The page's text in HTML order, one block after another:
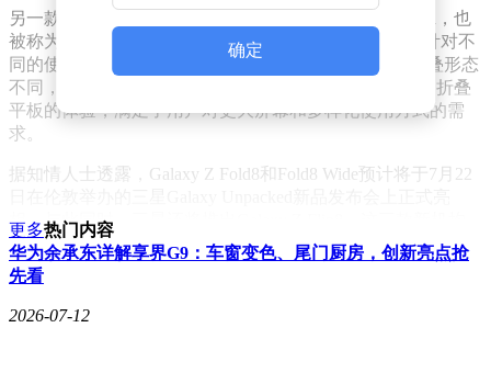
另一款备受瞩目的新机是代号为H8的Galaxy Z Wide Fold，也
被称为Fold8 Wide。这款机型不仅属于全新产品线，还针对不
同的使用场景进行了定位。与传统Fold系列的书本式折叠形态
不同，Wide Fold配备了4:3比例的超宽屏幕，更接近一台折叠
平板的体验，满足了用户对更大屏幕和多样化使用方式的需
求。
据知情人士透露，Galaxy Z Fold8和Fold8 Wide预计将于7月22
相。与此同时，三星还将推出Galaxy Z Flip8，这三款新机均
将预装最新的One UI 9系统。与Fold8类似，新款Flip机型也侧
重于细节优化，采用了全新的铰链结构，以提升耐用性并进一
步减少屏幕折痕。
确定
更多热门内容
华为余承东详解享界G9：车窗变色、尾门厨房，创新亮点抢
先看
2026-07-12